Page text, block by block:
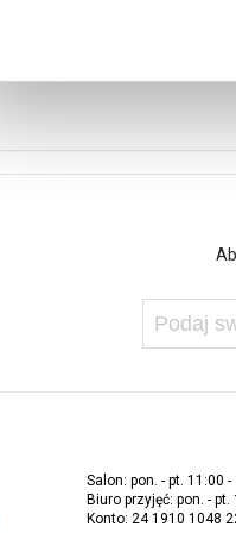
Salon: pon. - pt. 11:00 -
Biuro przyjęć: pon. - pt.
Konto: 24 1910 1048